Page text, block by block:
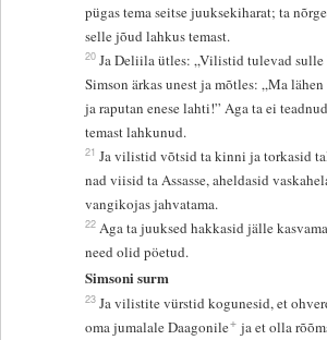
pügas tema seitse juuksekiharat; ta
selle jõud lahkus temast.
20 Ja Deliila ütles: „Vilistid tulevad sulle
Simson ärkas unest ja mõtles: „Ma
ja raputan enese lahti!” Aga ta ei
temast lahkunud.
21 Ja vilistid võtsid ta kinni ja torkasid
nad viisid ta Assasse, aheldasid
vangikojas jahvatama.
22 Aga ta juuksed hakkasid jälle
need olid pöetud.
Simsoni surm
23 Ja vilistite vürstid kogunesid, et
oma jumalale Daagonile+ ja et olla